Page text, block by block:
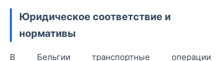
Юридическое соответствие и
нормативы
В Бельгии транспортные операции